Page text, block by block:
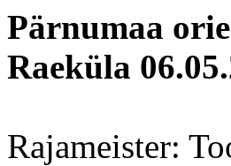
Pärnumaa
Raeküla
Rajameister: